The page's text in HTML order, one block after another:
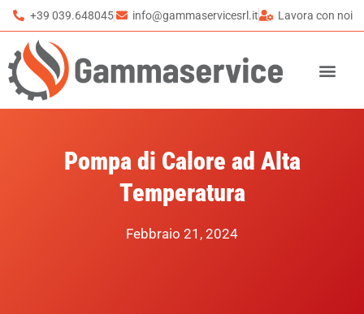
+39 039.648045 info@gammaservicesrl.it Lavora con noi
Pompa di Calore ad Alta
Temperatura
Febbraio 21, 2024